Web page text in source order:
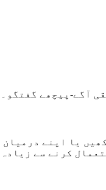
آگے-پیچھے
یا اپنے
کرنے سے